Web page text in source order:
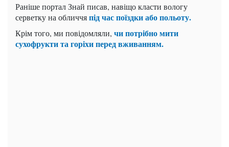
Раніше портал Знай писав, навіщо класти вологу
серветку на обличчяпід час поїздки або польоту.
Крім того, ми повідомляли, чи потрібно мити
сухофрукти та горіхи перед вживанням.